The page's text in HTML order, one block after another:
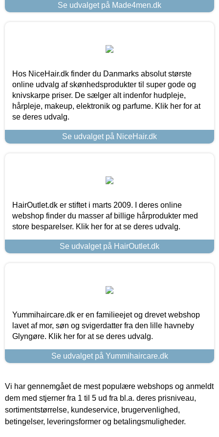
Se udvalget på Made4men.dk
Hos NiceHair.dk finder du Danmarks absolut største
online udvalg af skønhedsprodukter til super gode og
knivskarpe priser. De sælger alt indenfor hudpleje,
hårpleje, makeup, elektronik og parfume. Klik her for at
se deres udvalg.
Se udvalget på NiceHair.dk
HairOutlet.dk er stiftet i marts 2009. I deres online
webshop finder du masser af billige hårprodukter med
store besparelser. Klik her for at se deres udvalg.
Se udvalget på HairOutlet.dk
Yummihaircare.dk er en familieejet og drevet webshop
lavet af mor, søn og svigerdatter fra den lille havneby
Glyngøre. Klik her for at se deres udvalg.
Se udvalget på Yummihaircare.dk
Vi har gennemgået de mest populære webshops og anmeldt
dem med stjerner fra 1 til 5 ud fra bl.a. deres prisniveau,
sortimentstørrelse, kundeservice, brugervenlighed,
betingelser, leveringsformer og betalingsmuligheder.